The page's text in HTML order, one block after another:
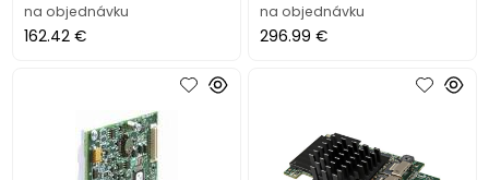
na objednávku
162.42 €
na objednávku
296.99 €